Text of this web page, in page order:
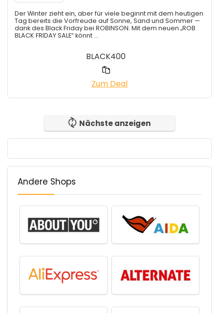
Der Winter zieht ein, aber für viele beginnt mit dem heutigen
Tag bereits die Vorfreude auf Sonne, Sand und Sommer —
dank des Black Friday bei ROBINSON. Mit dem neuen „ROB
BLACK FRIDAY SALE“ könnt ...
BLACK400
Zum Deal
Nächste anzeigen
Andere Shops